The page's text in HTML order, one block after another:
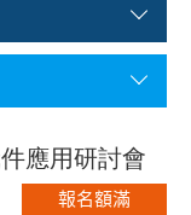
應用研討會
報名額滿